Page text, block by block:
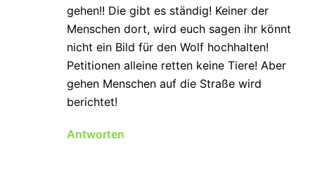
gehen!! Die gibt es ständig! Keiner der
Menschen dort, wird euch sagen ihr könnt
nicht ein Bild für den Wolf hochhalten!
Petitionen alleine retten keine Tiere! Aber
gehen Menschen auf die Straße wird
berichtet!
Antworten